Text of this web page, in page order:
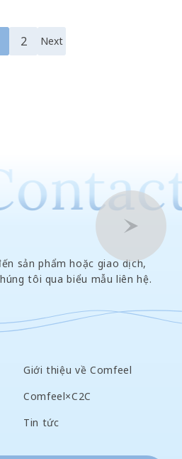
2 Next
sản phẩm hoặc giao dịch,
tôi qua biểu mẫu liên hệ.
Giới thiệu về Comfeel
Comfeel×C2C
Tin tức